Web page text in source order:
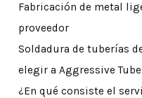
Fabricación de metal
proveedor
Soldadura de tuberías
elegir a Aggressive
¿En qué consiste el